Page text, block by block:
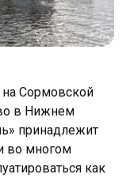
на Сормовской
в Нижнем
принадлежит
во многом
как